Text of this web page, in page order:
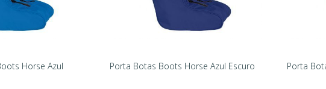
Horse Azul Porta Botas Boots Horse Azul Escuro Porta